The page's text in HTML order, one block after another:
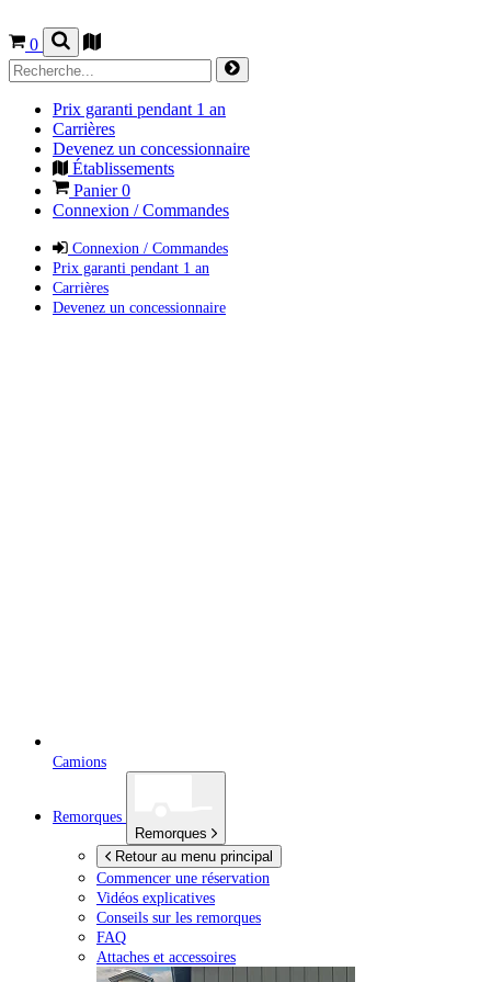
0
Prix garanti pendant 1 an
Carrières
Devenez un concessionnaire
Établissements
Panier0
Connexion / Commandes
Connexion / Commandes
Prix garanti pendant 1 an
Carrières
Devenez un concessionnaire
Camions
Remorques
Remorques
Retour au menu principal
Commencer une réservation
Vidéos explicatives
Conseils sur les remorques
FAQ
Attaches et accessoires